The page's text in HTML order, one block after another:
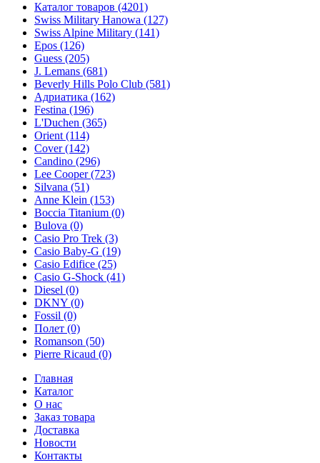
Каталог товаров (4201)
Swiss Military Hanowa (127)
Swiss Alpine Military (141)
Epos (126)
Guess (205)
J. Lemans (681)
Beverly Hills Polo Club (581)
Адриатика (162)
Festina (196)
L'Duchen (365)
Orient(114)
Cover(142)
Candino (296)
Lee Cooper(723)
Silvana (51)
Anne Klein (153)
Boccia Titanium (0)
Bulova (0)
Casio Pro Trek (3)
Casio Baby-G (19)
Casio Edifice (25)
Casio G-Shock (41)
Diesel (0)
DKNY (0)
Fossil (0)
Полет (0)
Romanson (50)
Pierre Ricaud (0)
Главная
Каталог
О нас
Заказ товара
Доставка
Новости
Контакты